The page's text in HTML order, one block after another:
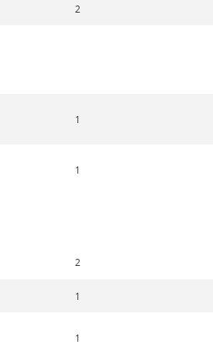
2
1
1
2
1
1